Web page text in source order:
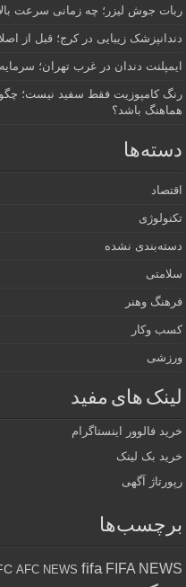
ربات جوش لیزر؛ چه زمانی سرعت
دندانپزشک زیبایی در کرج؛ قبل از
ایمپلنت دندان در غرب تهران؛
رنگ کامپوزیت فقط سفید نیست؛
هماهنگ باشد؟
دسته‌ها
اقتصاد
تکنولوژی
دسته‌بندی نشده
سلامتی
فرهنگ وهنر
کسب وکار
ورزشی
لینک های مفید
خرید فالوور اینستاگرام
خرید بک لینک
رپورتاژ آگهی
برچسب‌ها
AFC NEWS fifa FIFA NEWS